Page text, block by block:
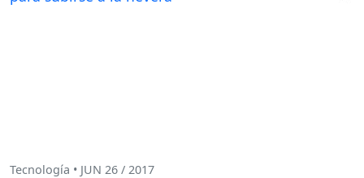
Tecnología • JUN 26 / 2017